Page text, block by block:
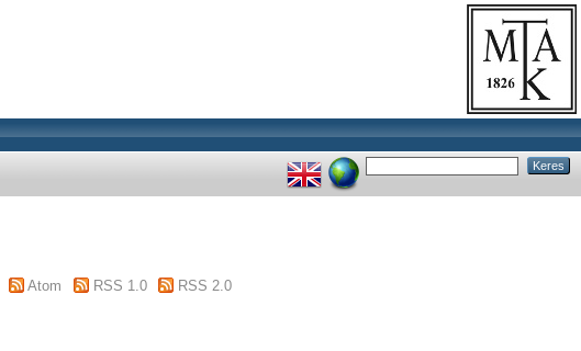
Atom RSS 1.0 RSS 2.0